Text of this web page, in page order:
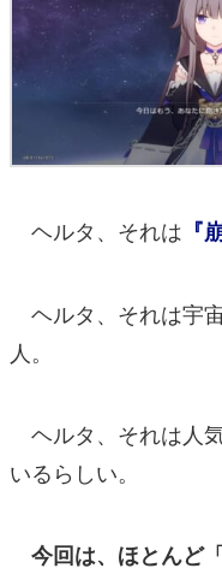
ヘルタ、それは 『
ヘルタ、それは宇
人。
ヘルタ、それは人
いるらしい。
今回は、ほとんど